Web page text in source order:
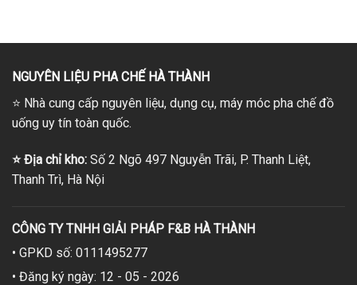
NGUYÊN LIỆU PHA CHẾ HÀ THÀNH
⭐ Nhà cung cấp nguyên liệu, dụng cụ, máy móc pha chế đồ
uống uy tín toàn quốc.
⭐Địa chỉ kho: Số 2 Ngõ 497 Nguyễn Trãi, P. Thanh Liệt,
Thanh Trì, Hà Nội
CÔNG TY TNHH GIẢI PHÁP F&B HÀ THÀNH
• GPKD số: 0111495277
• Đăng ký ngày: 12 - 05 - 2026